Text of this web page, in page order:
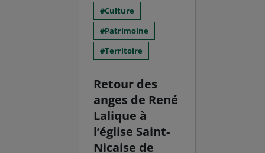
Culture
Patrimoine
Territoire
Retour des
anges de René
Lalique à
l’église Saint-
Nicaise de